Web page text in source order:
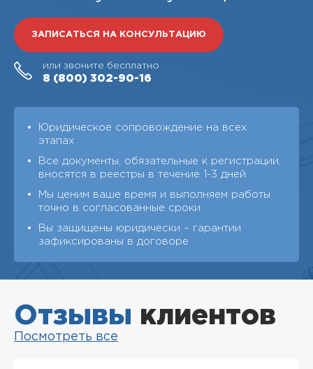
ЗАПИСАТЬСЯ НА КОНСУЛЬТАЦИЮ
или звоните бесплатно
8 (800) 302-90-16
Юридическое сопровождение на всех
этапах
Все документы, обязательные к регистрации,
вносятся в реестры в течение 1-3 дней
Мы ценим ваше время и выполняем работы
точно в согласованные сроки
Вы защищены юридически – гарантии
зафиксированы в договоре
Отзывы клиентов
Посмотреть все